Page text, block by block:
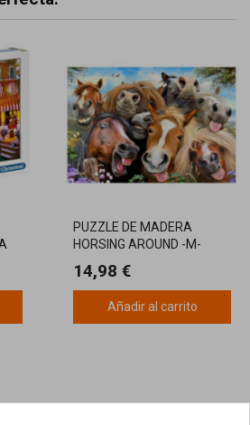
PUZZLE DE MADERA
HORSING AROUND -M-
14,98 €
Añadir al carrito